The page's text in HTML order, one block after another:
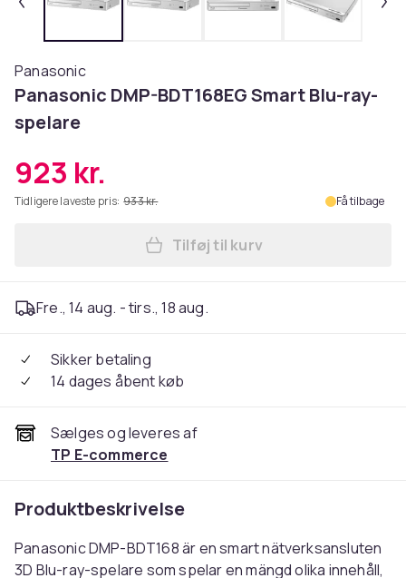
Panasonic
Panasonic DMP-BDT168EG Smart Blu-ray-
spelare
923 kr.
Tidligere laveste pris: 933 kr. Få tilbage
Læg Panasonic DMP-
Tilføj til kurv
Fre., 14 aug. - tirs., 18 aug.
Sikker betaling
14 dages åbent køb
Sælges og leveres af
TP E-commerce
Produktbeskrivelse
Panasonic DMP-BDT168 är en smart nätverksansluten
3D Blu-ray-spelare som spelar en mängd olika innehåll,